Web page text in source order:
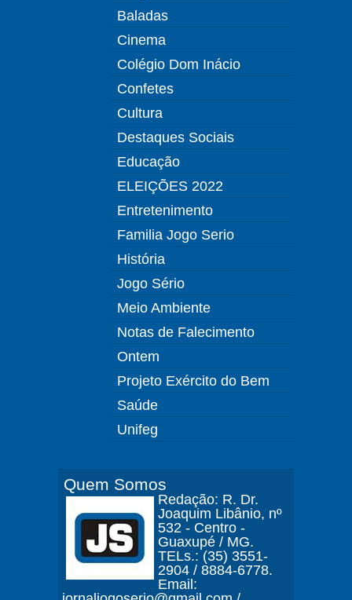
Baladas
Cinema
Colégio Dom Inácio
Confetes
Cultura
Destaques Sociais
Educação
ELEIÇÕES 2022
Entretenimento
Familia Jogo Serio
História
Jogo Sério
Meio Ambiente
Notas de Falecimento
Ontem
Projeto Exército do Bem
Saúde
Unifeg
Quem Somos
Redação: R. Dr.
Joaquim Libânio, nº
532 - Centro -
Guaxupé / MG.
TELs.: (35) 3551-
2904 / 8884-6778.
Email: